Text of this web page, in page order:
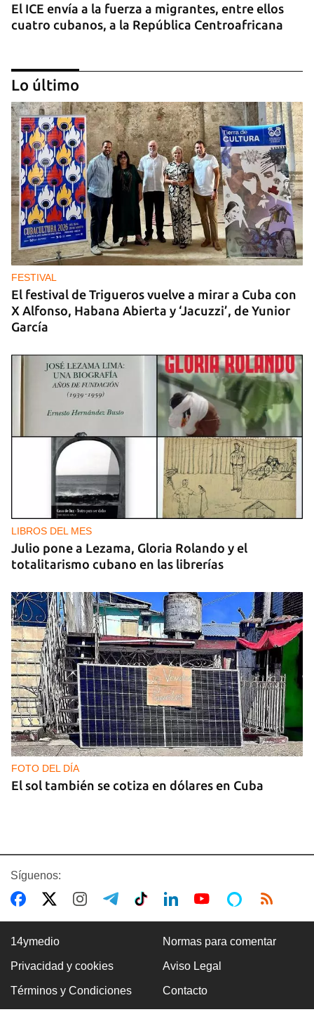
El ICE envía a la fuerza a migrantes, entre ellos
cuatro cubanos, a la República Centroafricana
GUERRA
Ucrania ataca otro centro logístico del Amazon
ruso, esta vez en los Urales
Lo último
FESTIVAL
El festival de Trigueros vuelve a mirar a Cuba con
X Alfonso, Habana Abierta y ‘Jacuzzi’, de Yunior
García
LIBROS DEL MES
Julio pone a Lezama, Gloria Rolando y el
totalitarismo cubano en las librerías
FOTO DEL DÍA
El sol también se cotiza en dólares en Cuba
GAS
Los puntos de ProGas vuelven a cerrar en La
Síguenos:
14ymedio Normas para comentar
Privacidad y cookies Aviso Legal
Términos y Condiciones Contacto